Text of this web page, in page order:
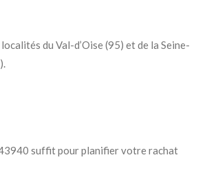
du Val-d’Oise (95) et de la Seine-
suffit pour planifier votre rachat